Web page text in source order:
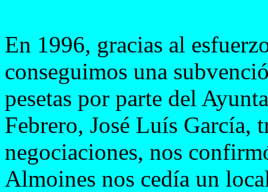
En 1996, gracias al
conseguimos una
pesetas por parte del
Febrero, José Luís García,
negociaciones, nos
Almoines nos cedía un